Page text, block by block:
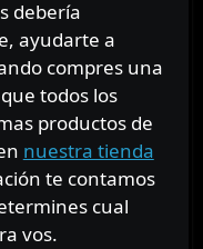
debería
ayudarte a
compres una
todos los
productos de
nuestra tienda
te contamos
cual
vos.